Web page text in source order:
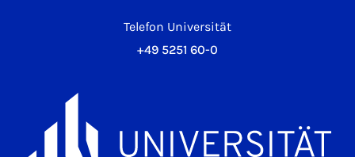
Telefon Universität
+49 5251 60-0